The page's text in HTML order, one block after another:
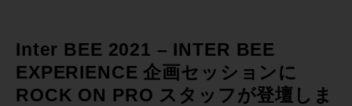
Inter BEE 2021 – INTER BEE
EXPERIENCE 企画セッションに
ROCK ON PRO スタッフが登壇しま